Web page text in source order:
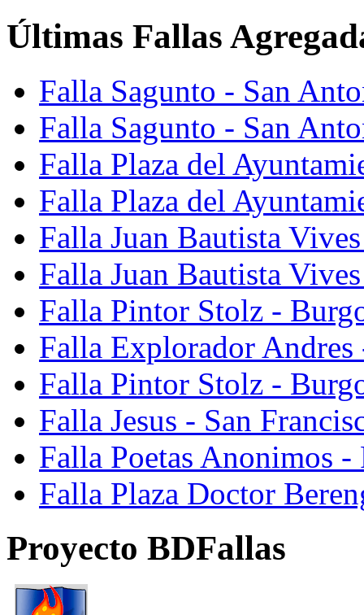
Últimas Fallas
Falla Sagunto - San
Falla Sagunto - San
Falla Plaza del
Falla Plaza del
Falla Juan Bautista
Falla Juan Bautista
Falla Pintor Stolz -
Falla Explorador Andres
Falla Pintor Stolz -
Falla Jesus - San
Falla Poetas Anonimos
Falla Plaza Doctor
Proyecto BDFallas